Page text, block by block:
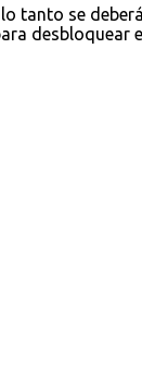
tanto se
desbloquear